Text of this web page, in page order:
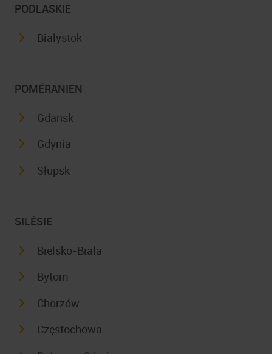
PODLASKIE
Bialystok
POMÉRANIEN
Gdansk
Gdynia
Słupsk
SILÉSIE
Bielsko-Biala
Bytom
Chorzów
Częstochowa